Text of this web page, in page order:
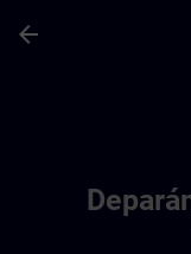
arrow_back